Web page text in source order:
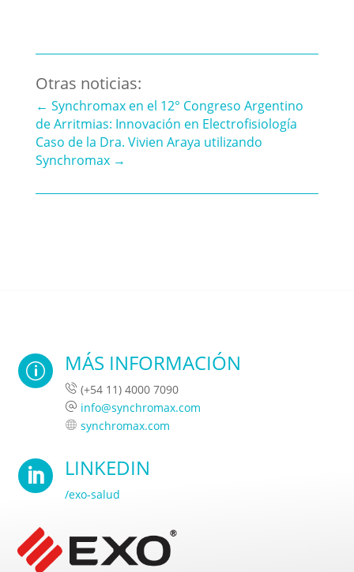
Otras noticias:
← Synchromax en el 12° Congreso Argentino
de Arritmias: Innovación en Electrofisiología
Caso de la Dra. Vivien Araya utilizando
Synchromax→
p MÁS INFORMACIÓN
(+54 11) 4000 7090
info@synchromax.com
synchromax.com
 LINKEDIN
/exo-salud